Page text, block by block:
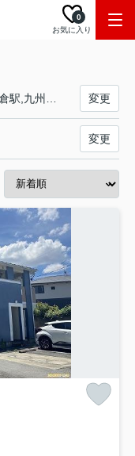
お気に入り
0
変更
変更